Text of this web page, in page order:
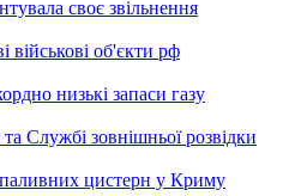
своє звільнення
військові об'єкти рф
низькі запаси газу
Службі зовнішньої розвідки
цистерн у Криму